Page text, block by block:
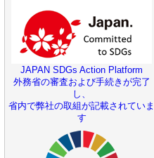
JAPAN SDGs Action Platform
外務省の審査および手続きが完了
し、
省内で弊社の取組が記載されていま
す